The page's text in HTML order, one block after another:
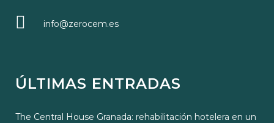
info@zerocem.es
ÚLTIMAS ENTRADAS
The Central House Granada: rehabilitación hotelera en un